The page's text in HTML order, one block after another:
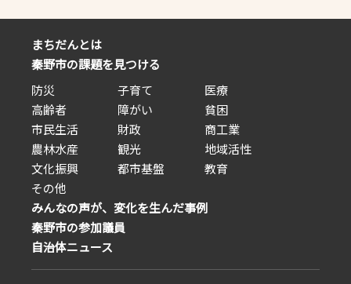
に感じます。今一度
即したやり方に改め
ます。
続いてしまう。役員になりたくない
ール）を設定しては如何でしょう。
会毎にホームページを市の指導によ
り持つとか、連絡はSNSを使うとか
（使えない方への通知は市役所がま
とめて行う） やってる人の負担を減
らす大きな改革をしないと20年後に
は自治会が無くなってしまいそうで
まちだんとは
秦野市の課題を見つける
防災
子育て
医療
高齢者
障がい
貧困
市民生活
財政
商工業
農林水産
観光
地域活性
文化振興
都市基盤
教育
その他
みんなの声が、変化を生んだ事例
秦野市の参加議員
自治体ニュース